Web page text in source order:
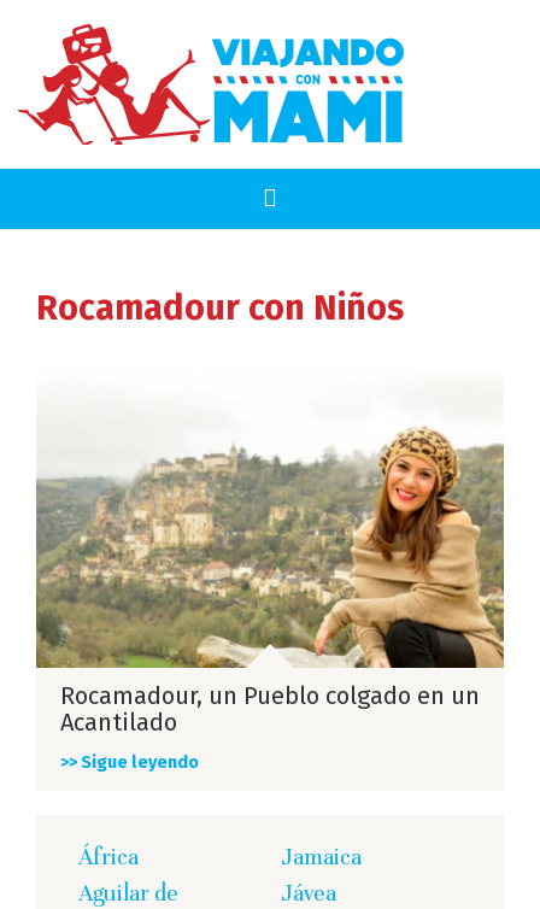
Rocamadour con Niños
Rocamadour, un Pueblo colgado en un
Acantilado
>> Sigue leyendo
África
Aguilar de
Jamaica
Jávea